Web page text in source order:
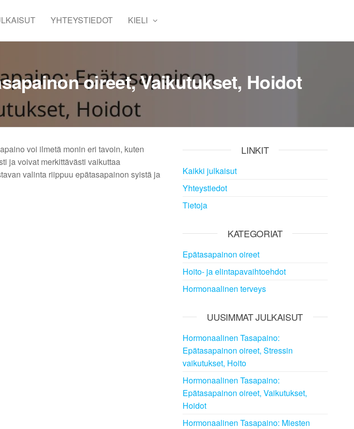
YHTEYSTIEDOT KIELI
oireet, Vaikutukset, Hoidot
voi ilmetä monin eri tavoin, kuten
ja voivat merkittävästi vaikuttaa
valinta riippuu epätasapainon syistä ja
LINKIT
Kaikki julkaisut
Yhteystiedot
Tietoja
KATEGORIAT
Epätasapainon oireet
Hoito- ja elintapavaihtoehdot
Hormonaalinen terveys
UUSIMMAT JULKAISUT
Hormonaalinen Tasapaino:
Epätasapainon oireet, Stressin
vaikutukset, Hoito
Hormonaalinen Tasapaino:
Epätasapainon oireet, Vaikutukset,
Hoidot
Hormonaalinen Tasapaino: Miesten